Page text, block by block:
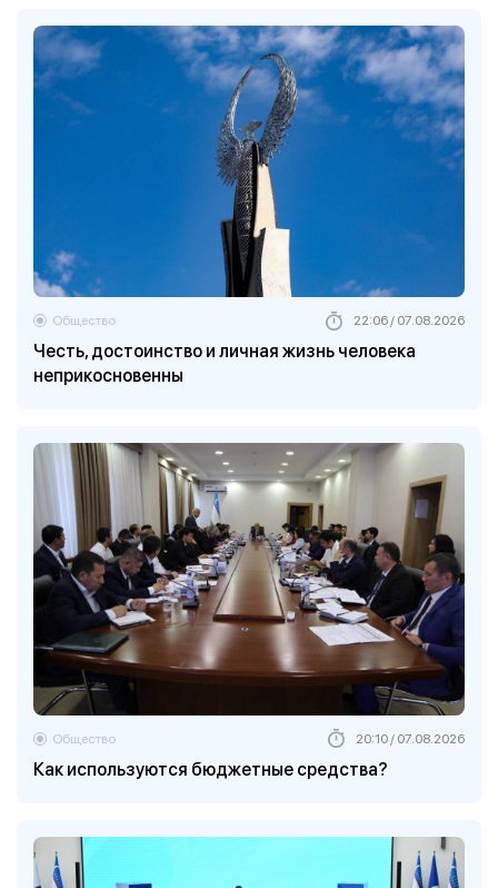
Честь, достоинство и личная жизнь человека
неприкосновенны
Общество 22:06 / 07.08.2026
Как используются бюджетные средства?
Общество 20:10 / 07.08.2026